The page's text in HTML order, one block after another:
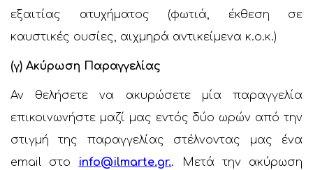
εξαιτίας ατυχήματος (φωτιά, έκθεση σε
καυστικές ουσίες, αιχμηρά αντικείμενα κ.ο.κ.)
(γ) Ακύρωση Παραγγελίας
Αν θελήσετε να ακυρώσετε μία παραγγελία
επικοινωνήστε μαζί μας εντός δύο ωρών από την
στιγμή της παραγγελίας στέλνοντας μας ένα
email στο info@ilmarte.gr.. Μετά την ακύρωση